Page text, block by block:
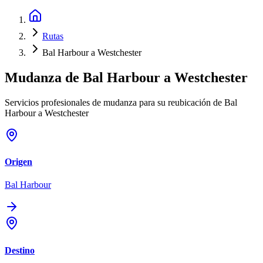
Rutas
Bal Harbour a Westchester
Mudanza de Bal Harbour a Westchester
Servicios profesionales de mudanza para su reubicación de Bal
Harbour a Westchester
Origen
Bal Harbour
Destino